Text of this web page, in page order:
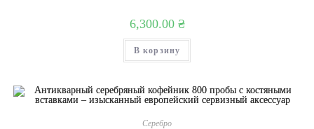
6,300.00 ₴
В корзину
Серебро